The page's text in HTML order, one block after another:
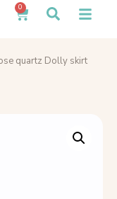
0
quartz Dolly skirt